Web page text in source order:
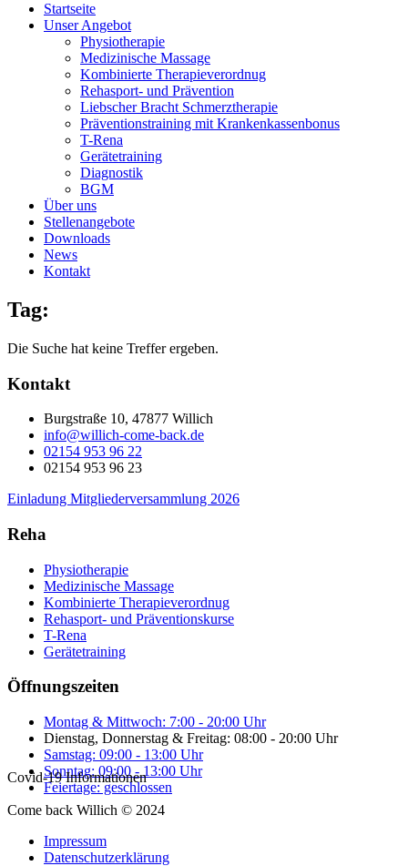
Startseite
Unser Angebot
Physiotherapie
Medizinische Massage
Kombinierte Therapieverordnug
Rehasport- und Prävention
Liebscher Bracht Schmerztherapie
Präventionstraining mit Krankenkassenbonus
T-Rena
Gerätetraining
Diagnostik
BGM
Über uns
Stellenangebote
Downloads
News
Kontakt
Tag:
Die Suche hat keine Treffer ergeben.
Kontakt
Burgstraße 10, 47877 Willich
info@willich-come-back.de
02154 953 96 22
02154 953 96 23
Einladung Mitgliederversammlung 2026
Reha
Physiotherapie
Medizinische Massage
Kombinierte Therapieverordnug
Rehasport- und Präventionskurse
T-Rena
Gerätetraining
Öffnungszeiten
Montag & Mittwoch: 7:00 - 20:00 Uhr
Dienstag, Donnerstag & Freitag: 08:00 - 20:00 Uhr
Samstag: 09:00 - 13:00 Uhr
Sonntag: 09:00 - 13:00 Uhr
Feiertage: geschlossen
Covid-19 Informationen
Come back Willich © 2024
Impressum
Datenschutzerklärung